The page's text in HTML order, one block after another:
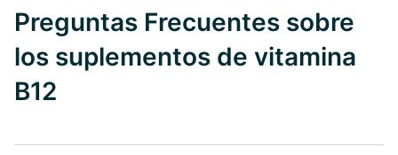
Preguntas Frecuentes sobre
los suplementos de vitamina
B12